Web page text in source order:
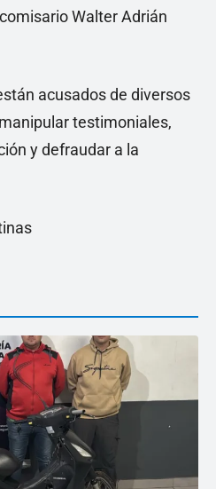
Walter Adrián
acusados de diversos
testimoniales,
y defraudar a la